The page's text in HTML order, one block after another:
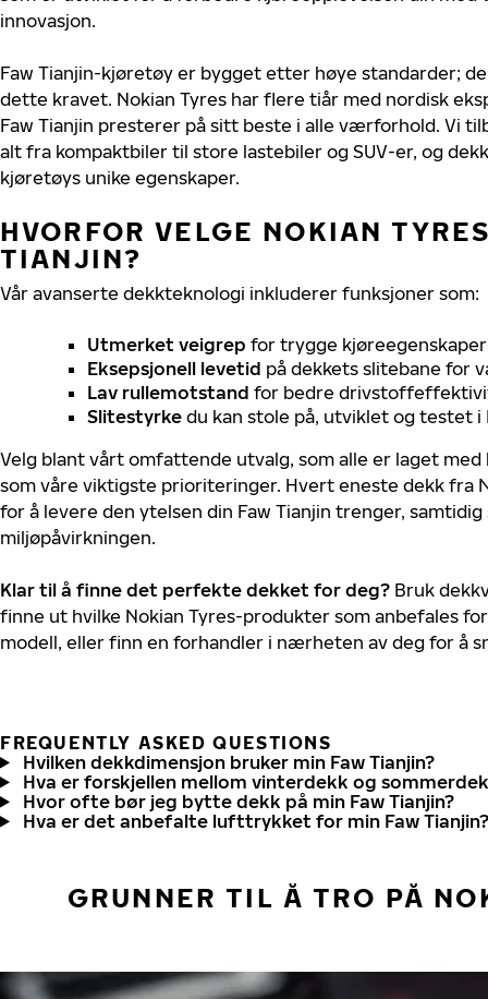
innovasjon.
Faw Tianjin-kjøretøy er bygget etter høye standarder;
dette kravet. Nokian Tyres har flere tiår med nordisk
Faw Tianjin presterer på sitt beste i alle værforhold. Vi
alt fra kompaktbiler til store lastebiler og SUV-er, og
kjøretøys unike egenskaper.
HVORFOR VELGE NOKIAN
TIANJIN?
Vår avanserte dekkteknologi inkluderer funksjoner som:
Utmerket veigrep for trygge
Eksepsjonell levetid på dekkets slitebane for
Lav rullemotstand for bedre
Slitestyrke du kan stole på, utviklet og testet i
Velg blant vårt omfattende utvalg, som alle er laget
som våre viktigste prioriteringer. Hvert eneste dekk fra
for å levere den ytelsen din Faw Tianjin trenger,
miljøpåvirkningen.
Klar til å finne det perfekte dekket for deg? Bruk
finne ut hvilke Nokian Tyres-produkter som anbefales
modell, eller finn en forhandler i nærheten av deg for å
FREQUENTLY ASKED QUESTIONS
Hvilken dekkdimensjon bruker min Faw Tianjin?
Hva er forskjellen mellom vinterdekk og
Hvor ofte bør jeg bytte dekk på min Faw Tianjin?
Hva er det anbefalte lufttrykket for min Faw Tianjin?
GRUNNER TIL Å TRO PÅ